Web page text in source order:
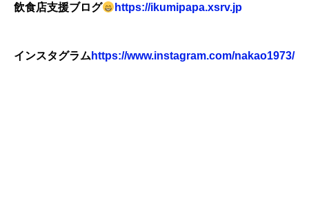
飲食店支援ブログ https://ikumipapa.xsrv.jp
インスタグラム https://www.instagram.com/nakao1973/